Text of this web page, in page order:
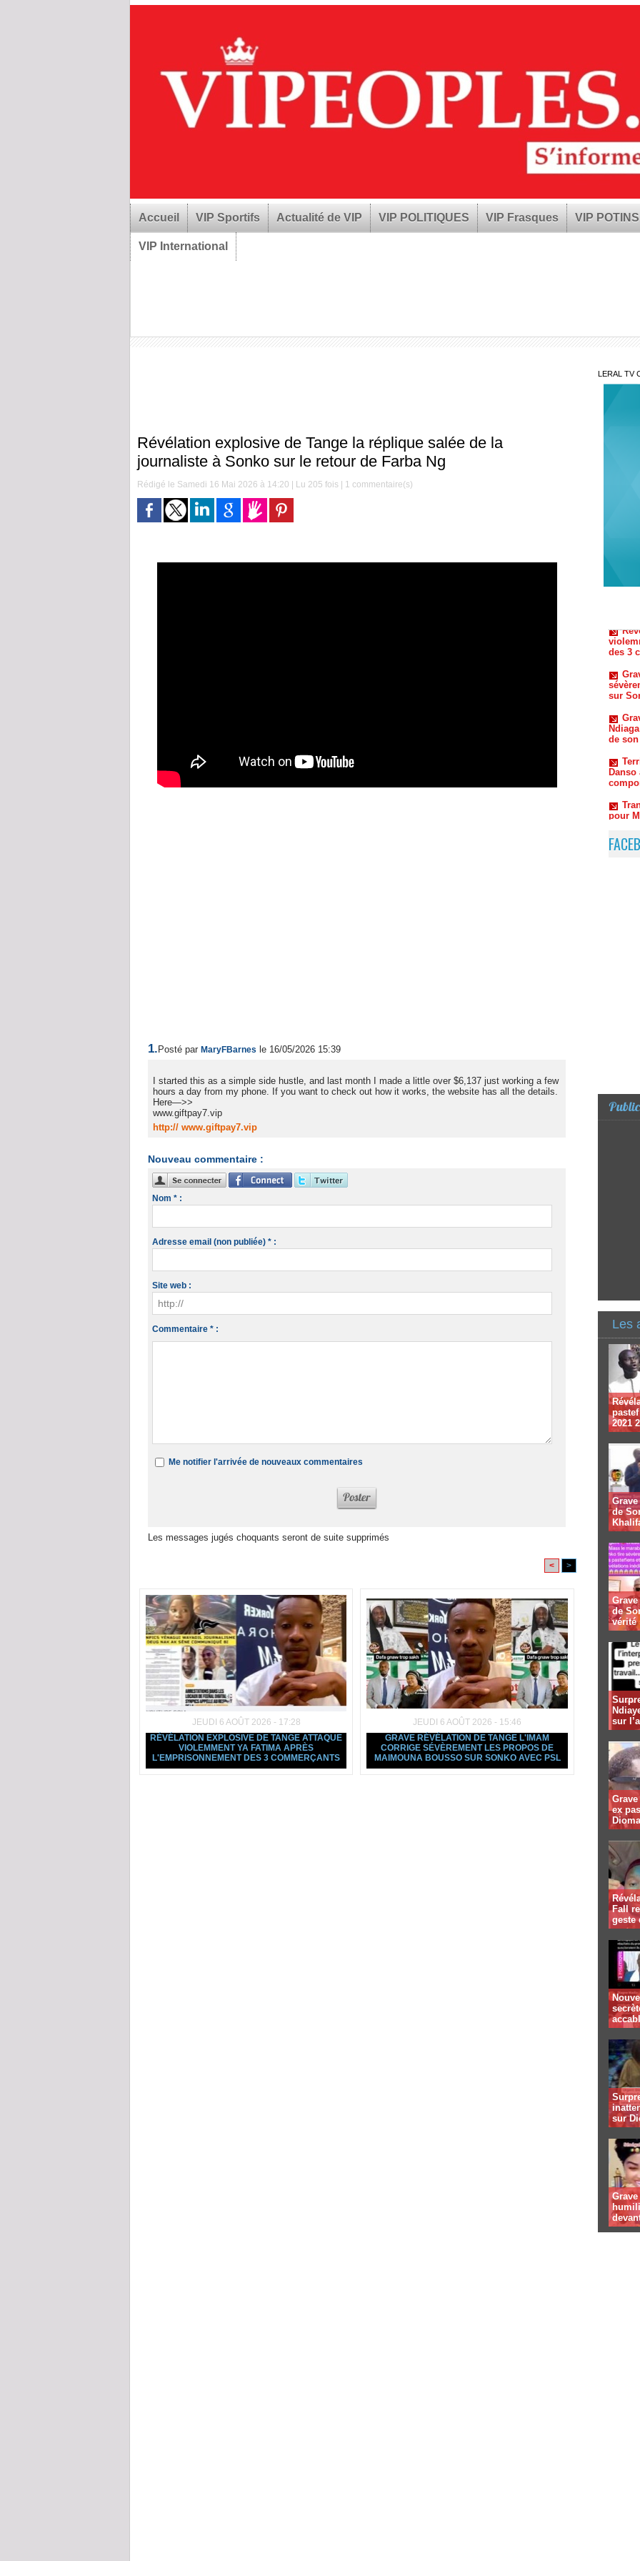
Accueil VIP Sportifs Actualité de VIP VIP POLITIQUES VIP Frasques VIP POTINS
VIP International
Révélation explosive de Tange la réplique salée de la
journaliste à Sonko sur le retour de Farba Ng
Rédigé le Samedi 16 Mai 2026 à 14:20 | Lu 205 fois | 1 commentaire(s)
1. Posté par MaryFBarnes le 16/05/2026 15:39
I started this as a simple side hustle, and last month I made a little over $6,137 just working a few
hours a day from my phone. If you want to check out how it works, the website has all the details.
Here—>>
www.giftpay7.vip
http:// www.giftpay7.vip
Nouveau commentaire :
Nom * :
Adresse email (non publiée) * :
Site web :
Commentaire * :
Me notifier l'arrivée de nouveaux commentaires
Les messages jugés choquants seront de suite supprimés
< >
JEUDI 6 AOÛT 2026 - 17:28
RÉVÉLATION EXPLOSIVE DE TANGE ATTAQUE
VIOLEMMENT YA FATIMA APRÈS
L'EMPRISONNEMENT DES 3 COMMERÇANTS
JEUDI 6 AOÛT 2026 - 15:46
GRAVE RÉVÉLATION DE TANGE L'IMAM
CORRIGE SÉVÈREMENT LES PROPOS DE
MAIMOUNA BOUSSO SUR SONKO AVEC PSL
LERAL TV
sur
de
pour
Lô
Les
2021
de
de
vérité
sur
ex
Fall
geste
sur